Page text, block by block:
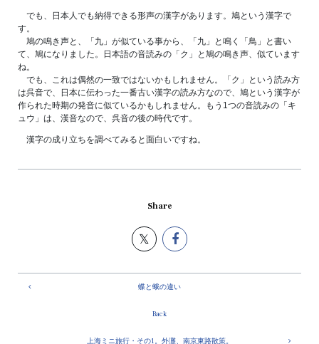
でも、日本人でも納得できる形声の漢字があります。鳩という漢字で
す。
鳩の鳴き声と、「九」が似ている事から、「九」と鳴く「鳥」と書い
て、鳩になりました。日本語の音読みの「ク」と鳩の鳴き声、似ています
ね。
でも、これは偶然の一致ではないかもしれません。「ク」という読み方
は呉音で、日本に伝わった一番古い漢字の読み方なので、鳩という漢字が
作られた時期の発音に似ているかもしれません。もう1つの音読みの「キ
ュウ」は、漢音なので、呉音の後の時代です。
漢字の成り立ちを調べてみると面白いですね。
Share
蝶と蛾の違い
Back
上海ミニ旅行・その1。外灘、南京東路散策。